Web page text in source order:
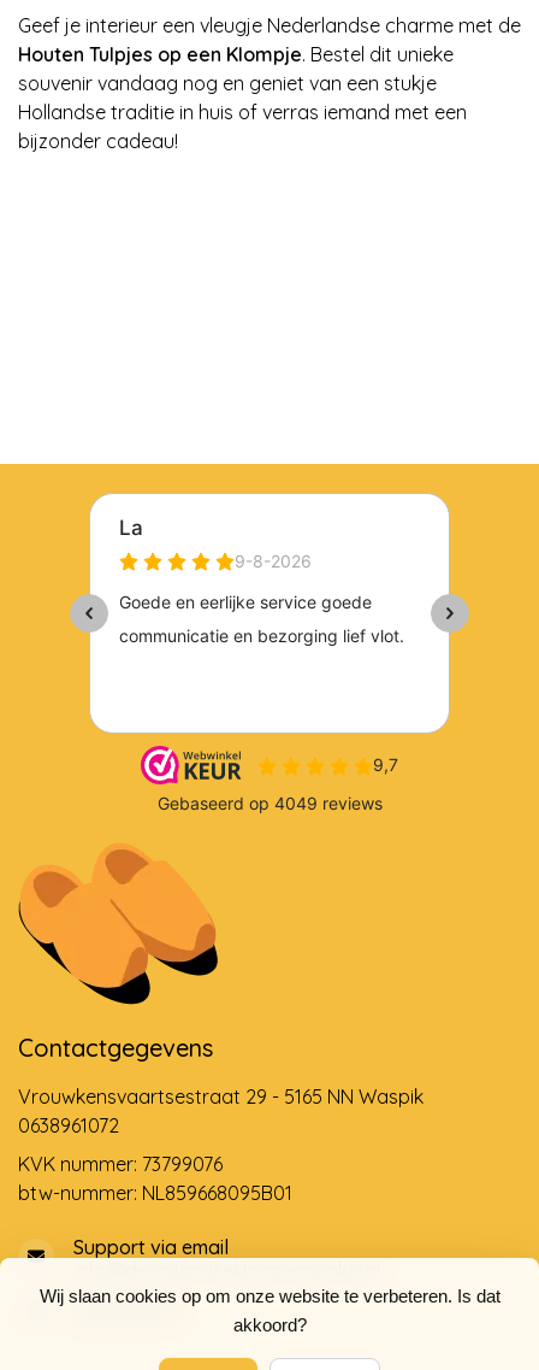
Wij slaan cookies op om onze website te verbeteren. Is dat
akkoord?
Geef je interieur een vleugje Nederlandse charme met de
Houten Tulpjes op een Klompje. Bestel dit unieke
souvenir vandaag nog en geniet van een stukje
Hollandse traditie in huis of verras iemand met een
bijzonder cadeau!
Contactgegevens
Vrouwkensvaartsestraat 29 - 5165 NN Waspik
0638961072
KVK nummer: 73799076
btw-nummer: NL859668095B01
Support via email